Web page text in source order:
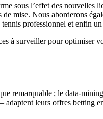
sous l’effet des
mise. Nous aborderons
professionnel et enfin
à surveiller pour
remarquable ; le
leurs offres betting